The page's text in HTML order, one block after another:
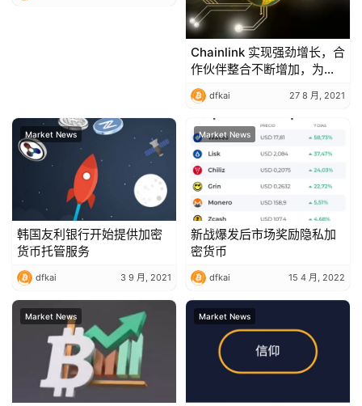
Chainlink 实现强劲增长，合
作伙伴整合不断增加，为
LINK 发出看涨信号
dfkai 27 8 月, 2021
Market News
韩国友利银行开始提供加密
货币托管服务
dfkai 3 9 月, 2021
Market News
新战爆发后市场奖励隐私加
密货币
dfkai 15 4 月, 2022
Market News Market News